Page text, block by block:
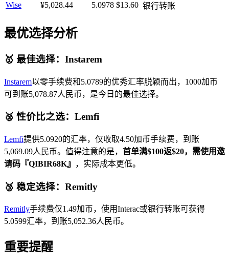
Wise
¥5,028.44 5.0978 $13.60 银行转账
最优选择分析
🥇 最佳选择：Instarem
Instarem以零手续费和5.0789的优秀汇率脱颖而出，1000加币
可到账5,078.87人民币，是今日的最佳选择。
🥈 性价比之选：Lemfi
Lemfi提供5.0920的汇率，仅收取4.50加币手续费，到账
5,069.09人民币。值得注意的是， 首单满$100返$20，需使用邀
请码『QIBIR68K』
，实际成本更低。
🥉 稳定选择：Remitly
Remitly手续费仅1.49加币，使用Interac或银行转账可获得
5.0599汇率，到账5,052.36人民币。
重要提醒